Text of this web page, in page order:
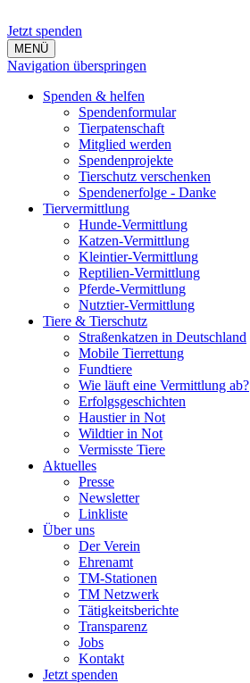
Jetzt spenden
MENÜ
Navigation überspringen
Spenden & helfen
Spendenformular
Tierpatenschaft
Mitglied werden
Spendenprojekte
Tierschutz verschenken
Spendenerfolge - Danke
Tiervermittlung
Hunde-Vermittlung
Katzen-Vermittlung
Kleintier-Vermittlung
Reptilien-Vermittlung
Pferde-Vermittlung
Nutztier-Vermittlung
Tiere & Tierschutz
Straßenkatzen in Deutschland
Mobile Tierrettung
Fundtiere
Wie läuft eine Vermittlung ab?
Erfolgsgeschichten
Haustier in Not
Wildtier in Not
Vermisste Tiere
Aktuelles
Presse
Newsletter
Linkliste
Über uns
Der Verein
Ehrenamt
TM-Stationen
TM Netzwerk
Tätigkeitsberichte
Transparenz
Jobs
Kontakt
Jetzt spenden